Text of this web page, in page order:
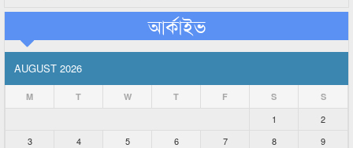
আর্কাইভ
AUGUST 2026
M T W T F S S
1
2
3
4 5 6 7 8
9